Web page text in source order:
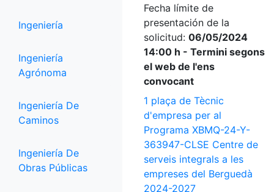
Ingeniería
Ingeniería
Agrónoma
Ingeniería De
Caminos
Ingeniería De
Obras Públicas
Fecha límite de
presentación de la
solicitud: 06/05/2024
14:00 h - Termini segons
el web de l'ens
convocant
1 plaça de Tècnic
d'empresa per al
Programa XBMQ-24-Y-
363947-CLSE Centre de
serveis integrals a les
empreses del Berguedà
2024-2027